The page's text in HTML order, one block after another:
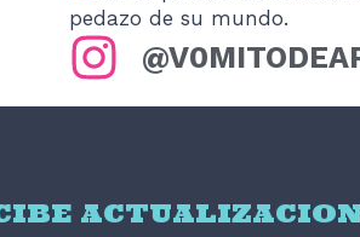
pedazo de su mundo.